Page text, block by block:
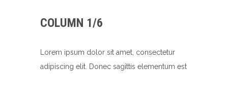
COLUMN 1/6
Lorem ipsum dolor sit amet, consectetur
adipiscing elit. Donec sagittis elementum est